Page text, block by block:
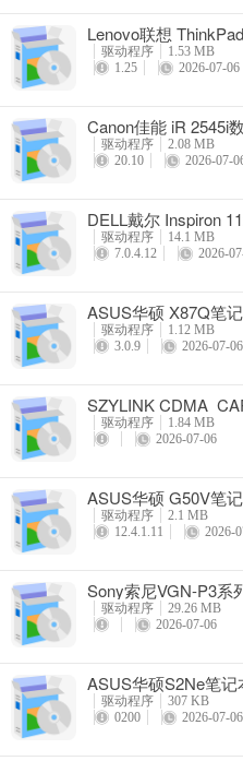
Lenovo联想
驱动程序
1.53 MB
1.25
2026-07-06
Canon佳能 iR 2545i
驱动程序
2.08 MB
20.10
2026-07-
DELL戴尔 Inspiron
驱动程序
14.1 MB
7.0.4.12
2026-
ASUS华硕 X87Q笔
驱动程序
1.12 MB
3.0.9
2026-07-06
SZYLINK
驱动程序
1.84 MB
2026-07-06
ASUS华硕 G50V笔
驱动程序
2.1 MB
12.4.1.11
2026-
Sony索尼VGN-P3系
驱动程序
29.26 MB
2026-07-06
ASUS华硕S2Ne笔
驱动程序
307 KB
0200
2026-07-06